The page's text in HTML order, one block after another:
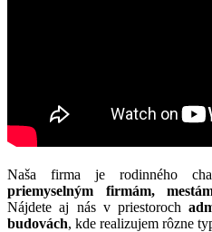
Naša firma je rodinného
priemyselným firmám,
Nájdete aj nás v priestoroch
budovách, kde realizujem rôzne